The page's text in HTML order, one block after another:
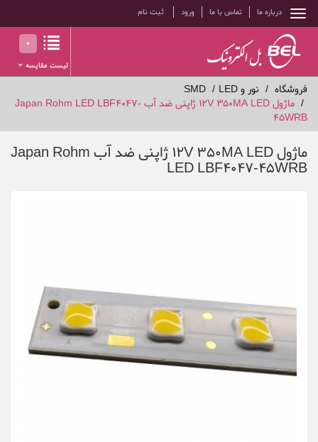
درباره ما تماس با ما ورود ثبت نام
0
لیست مقایسه
فروشگاه نور و LED
SMD
ماژول 12V 350MA LED ژاپنی ضد آب Japan Rohm LED LBF4047-
45WRB
ماژول 12V 350MA LED ژاپنی ضد آب Japan Rohm
LED LBF4047-45WRB